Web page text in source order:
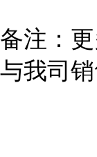
备注：
与我司销